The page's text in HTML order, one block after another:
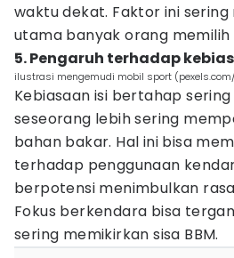
waktu dekat. Faktor ini sering
utama banyak orang memilih
5. Pengaruh terhadap
ilustrasi mengemudi mobil sport
Kebiasaan isi bertahap
seseorang lebih sering
bahan bakar. Hal ini bisa
terhadap penggunaan
berpotensi menimbulkan
Fokus berkendara bisa
sering memikirkan sisa BBM.